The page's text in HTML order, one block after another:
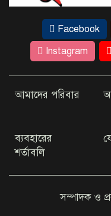
Facebook
Instagram
আমাদের পরিবার
ব্যবহারের
শর্তাবলি
সম্পাদক ও